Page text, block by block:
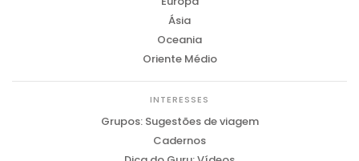
Ásia
Oceania
Oriente Médio
INTERESSES
Grupos: Sugestões de viagem
Cadernos